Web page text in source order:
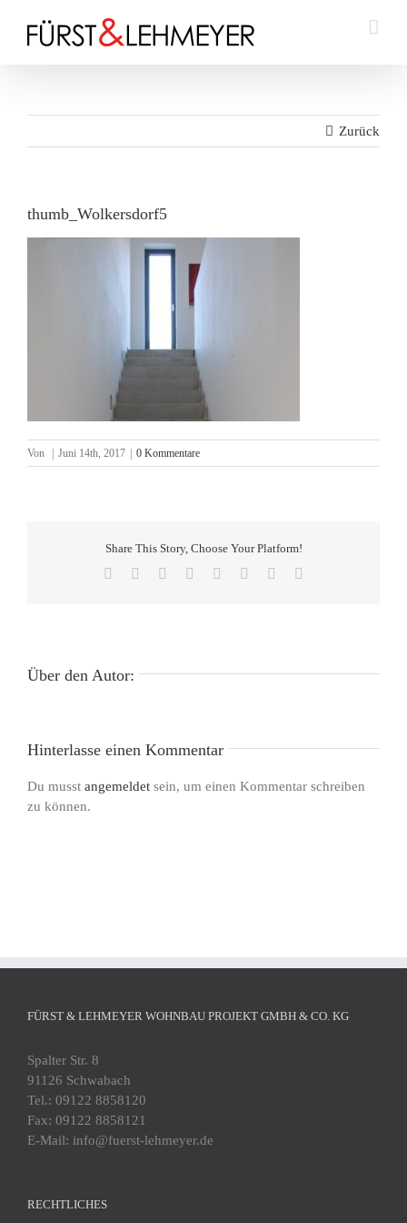
Inhalt
springen
Zurück
thumb_Wolkersdorf5
Von Juni 14th, 2017 0 Kommentare
Share This Story, Choose Your Platform!
Facebook Reddit LinkedIn
TumblrPinterest
Über den Autor:
Hinterlasse einen Kommentar
Du musst angemeldet sein, um einen Kommentar schreiben
zu können.
FÜRST & LEHMEYER WOHNBAU PROJEKT GMBH & CO. KG
Spalter Str. 8
91126 Schwabach
Tel.: 09122 8858120
Fax: 09122 8858121
E-Mail: info@fuerst-lehmeyer.de
RECHTLICHES